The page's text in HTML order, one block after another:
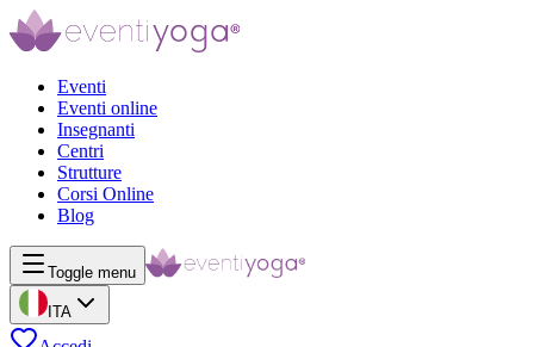
Eventi
Eventi online
Insegnanti
Centri
Strutture
Corsi Online
Blog
Toggle menu
ITA